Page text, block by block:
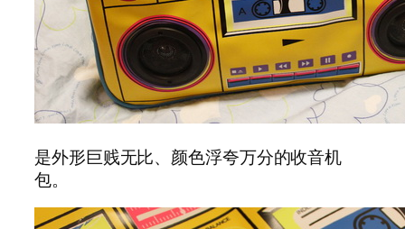
是外形巨贱无比、颜色浮夸万分的收音机
包。